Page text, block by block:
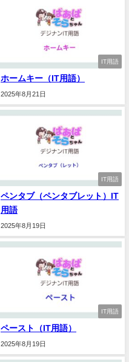
IT用語
ホームキー（IT用語）
2025年8月21日
IT用語
ペンタブ（ペンタブレット）IT
用語
2025年8月19日
IT用語
ペースト（IT用語）
2025年8月19日